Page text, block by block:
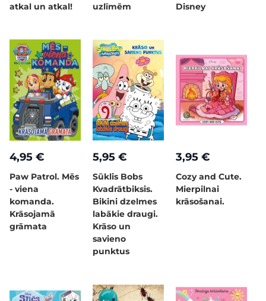
atkal un atkal!
uzlīmēm
Disney
4,95 €
Paw Patrol. Mēs
- viena
komanda.
Krāsojamā
grāmata
5,95 €
Sūklis Bobs
Kvadrātbiksis.
Bikini dzelmes
labākie draugi.
Krāso un
savieno
punktus
3,95 €
Cozy and Cute.
Mierpilnai
krāsošanai.